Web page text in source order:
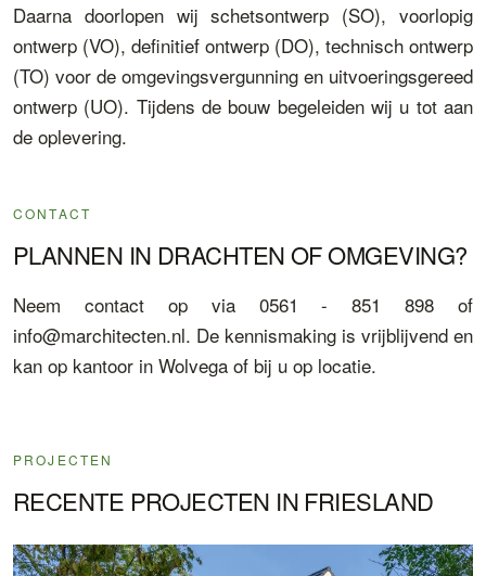
Daarna doorlopen wij schetsontwerp (SO), voorlopig
ontwerp (VO), definitief ontwerp (DO), technisch ontwerp
(TO) voor de omgevingsvergunning en uitvoeringsgereed
ontwerp (UO). Tijdens de bouw begeleiden wij u tot aan
de oplevering.
CONTACT
PLANNEN IN DRACHTEN OF OMGEVING?
Neem contact op via 0561 - 851 898 of
info@marchitecten.nl. De kennismaking is vrijblijvend en
kan op kantoor in Wolvega of bij u op locatie.
PROJECTEN
RECENTE PROJECTEN IN FRIESLAND